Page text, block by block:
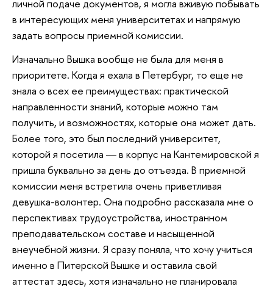
личной подаче документов, я могла вживую побывать
в интересующих меня университетах и напрямую
задать вопросы приемной комиссии.
Изначально Вышка вообще не была для меня в
приоритете. Когда я ехала в Петербург, то еще не
знала о всех ее преимуществах: практической
направленности знаний, которые можно там
получить, и возможностях, которые она может дать.
Более того, это был последний университет,
которой я посетила ― в корпус на Кантемировской я
пришла буквально за день до отъезда. В приемной
комиссии меня встретила очень приветливая
девушка-волонтер. Она подробно рассказала мне о
перспективах трудоустройства, иностранном
преподавательском составе и насыщенной
внеучебной жизни. Я сразу поняла, что хочу учиться
именно в Питерской Вышке и оставила свой
аттестат здесь, хотя изначально не планировала